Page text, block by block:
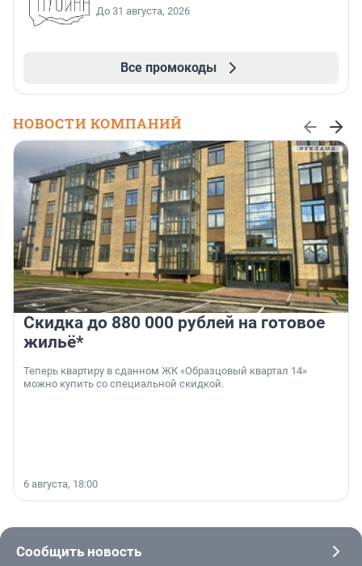
До 31 августа, 2026
Все промокоды
НОВОСТИ КОМПАНИЙ
Скидка до 880 000 рублей на готовое
жильё*
Теперь квартиру в сданном ЖК «Образцовый квартал 14»
можно купить со специальной скидкой.
6 августа, 18:00
Сообщить новость